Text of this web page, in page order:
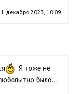
декабря 2023, 10:09
Я тоже не
было…